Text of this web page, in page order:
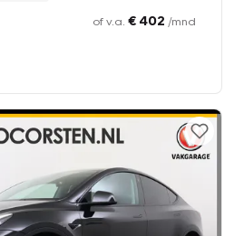
of v.a. € 402 /mnd